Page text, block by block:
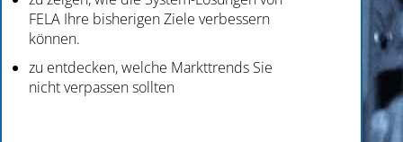
FELA Ihre bisherigen Ziele verbessern
können.
zu entdecken, welche Markttrends Sie
nicht verpassen sollten